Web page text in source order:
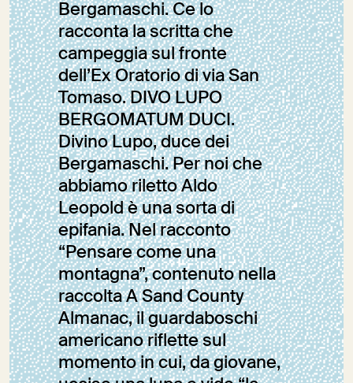
Bergamaschi. Ce lo
racconta la scritta che
campeggia sul fronte
dell’Ex Oratorio di via San
Tomaso. DIVO LUPO
BERGOMATUM DUCI.
Divino Lupo, duce dei
Bergamaschi. Per noi che
abbiamo riletto Aldo
Leopold è una sorta di
epifania. Nel racconto
“Pensare come una
montagna”, contenuto nella
raccolta A Sand County
Almanac, il guardaboschi
americano riflette sul
momento in cui, da giovane,